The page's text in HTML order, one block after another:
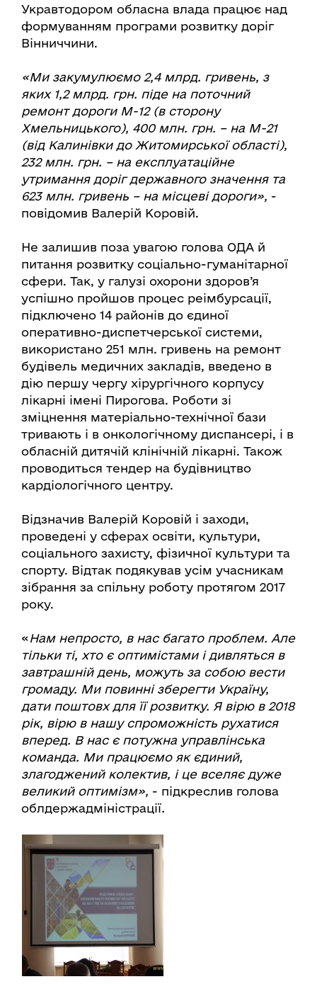
Укравтодором обласна влада працює над
формуванням програми розвитку доріг
Вінниччини.
«Ми закумулюємо 2,4 млрд. гривень, з
яких 1,2 млрд. грн. піде на поточний
ремонт дороги М-12 (в сторону
Хмельницького), 400 млн. грн. – на М-21
(від Калинівки до Житомирської області),
232 млн. грн. – на експлуатаційне
утримання доріг державного значення та
623 млн. гривень – на місцеві дороги», -
повідомив Валерій Коровій.
Не залишив поза увагою голова ОДА й
питання розвитку соціально-гуманітарної
сфери. Так, у галузі охорони здоров’я
успішно пройшов процес реімбурсації,
підключено 14 районів до єдиної
оперативно-диспетчерської системи,
використано 251 млн. гривень на ремонт
будівель медичних закладів, введено в
дію першу чергу хірургічного корпусу
лікарні імені Пирогова. Роботи зі
зміцнення матеріально-технічної бази
тривають і в онкологічному диспансері, і в
обласній дитячій клінічній лікарні. Також
проводиться тендер на будівництво
кардіологічного центру.
Відзначив Валерій Коровій і заходи,
проведені у сферах освіти, культури,
соціального захисту, фізичної культури та
спорту. Відтак подякував усім учасникам
зібрання за спільну роботу протягом 2017
року.
« Нам непросто, в нас багато проблем. Але
тільки ті, хто є оптимістами і дивляться в
завтрашній день, можуть за собою вести
громаду. Ми повинні зберегти Україну,
дати поштовх для її розвитку. Я вірю в 2018
рік, вірю в нашу спроможність рухатися
вперед. В нас є потужна управлінська
команда. Ми працюємо як єдиний,
злагоджений колектив, і це вселяє дуже
великий оптимізм», - підкреслив голова
облдержадміністрації.